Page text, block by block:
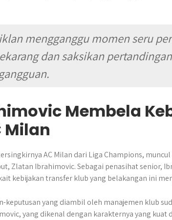
mengganggu momen seru
dan saksikan
Membela
Milan
AC Milan dari Liga Champions,
Zlatan Ibrahimovic. Sebagai penasihat senior,
kebijakan transfer klub yang belakangan ini
keputusan yang diambil oleh manajemen klub
yang dikenal dengan karakternya yang kuat